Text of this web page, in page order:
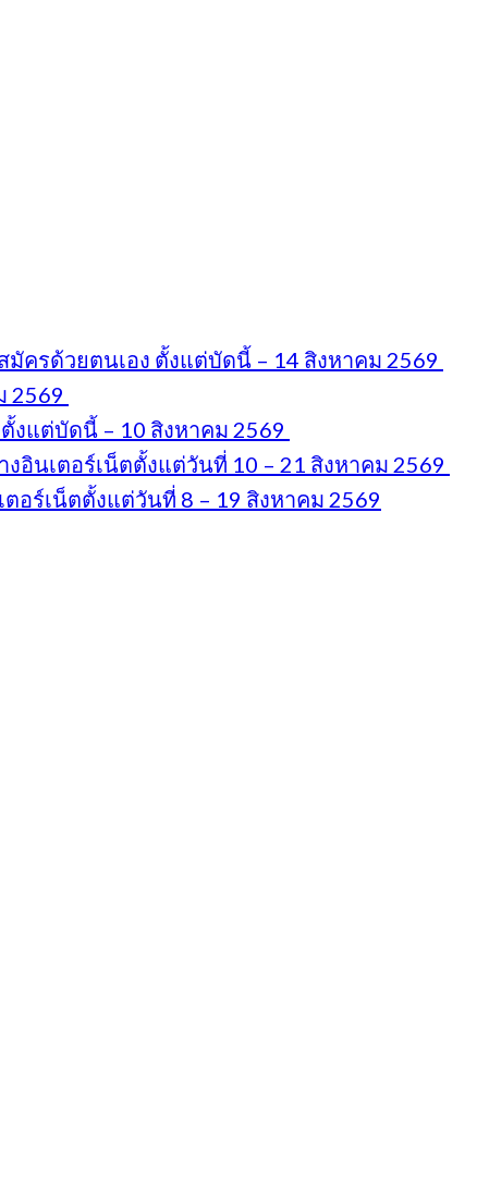
รด้วยตนเอง ตั้งแต่บัดนี้ – 14 สิงหาคม 2569
2569
งแต่บัดนี้ – 10 สิงหาคม 2569
นเตอร์เน็ตตั้งแต่วันที่ 10 – 21 สิงหาคม 2569
อร์เน็ตตั้งแต่วันที่ 8 – 19 สิงหาคม 2569